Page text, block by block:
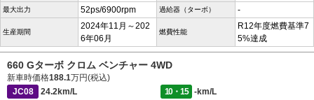
最大出力 52ps/6900rpm 過給器（ターボ） -
生産期間
2024年11月～202
6年06月
燃費性能
R12年度燃費基準7
5%達成
660 Gターボ クロム ベンチャー 4WD
新車時価格188.1万円(税込)
JC08
24.2km/L 10・15
-km/L